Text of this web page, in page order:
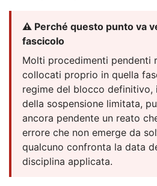
⚠️ Perché questo punto va
fascicolo
Molti procedimenti pendenti
collocati proprio in quella
regime del blocco definitivo,
della sospensione limitata,
ancora pendente un reato
errore che non emerge da
qualcuno confronta la data
disciplina applicata.